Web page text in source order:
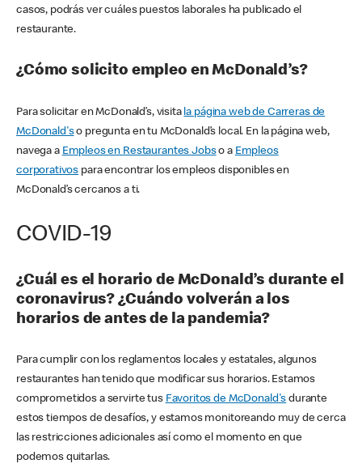
casos, podrás ver cuáles puestos laborales ha publicado el
restaurante.
¿Cómo solicito empleo en McDonald’s?
Para solicitar en McDonald’s, visita la página web de Carreras de
McDonald'so pregunta en tu McDonald’s local. En la página web,
navega a Empleos en Restaurantes Jobso a Empleos
corporativos para encontrar los empleos disponibles en
McDonald’s cercanos a ti.
COVID-19
¿Cuál es el horario de McDonald’s durante el
coronavirus? ¿Cuándo volverán a los
horarios de antes de la pandemia?
Para cumplir con los reglamentos locales y estatales, algunos
restaurantes han tenido que modificar sus horarios. Estamos
comprometidos a servirte tus Favoritos de McDonald's durante
estos tiempos de desafíos, y estamos monitoreando muy de cerca
las restricciones adicionales así como el momento en que
podemos quitarlas.